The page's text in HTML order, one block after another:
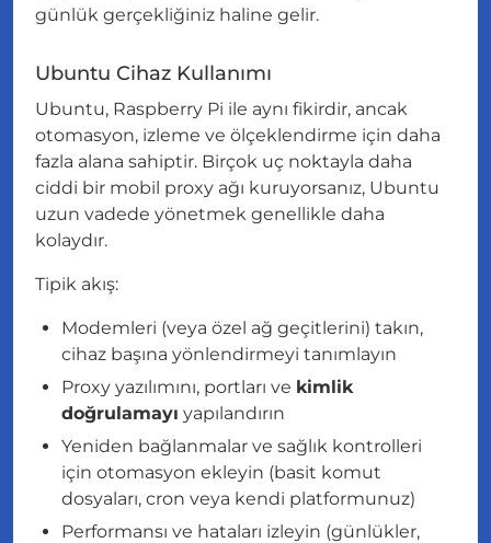
günlük gerçekliğiniz haline gelir.
Ubuntu Cihaz Kullanımı
Ubuntu, Raspberry Pi ile aynı fikirdir, ancak
otomasyon, izleme ve ölçeklendirme için daha
fazla alana sahiptir. Birçok uç noktayla daha
ciddi bir mobil proxy ağı kuruyorsanız, Ubuntu
uzun vadede yönetmek genellikle daha
kolaydır.
Tipik akış:
Modemleri (veya özel ağ geçitlerini) takın,
cihaz başına yönlendirmeyi tanımlayın
Proxy yazılımını, portları ve kimlik
doğrulamayı yapılandırın
Yeniden bağlanmalar ve sağlık kontrolleri
için otomasyon ekleyin (basit komut
dosyaları, cron veya kendi platformunuz)
Performansı ve hataları izleyin (günlükler,